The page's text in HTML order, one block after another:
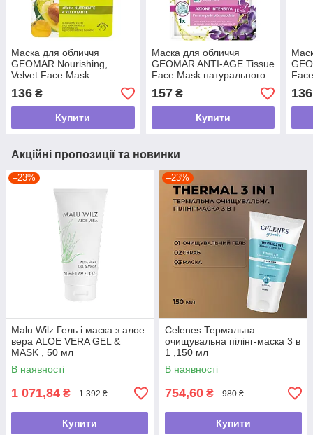
Маска для обличчя
GEOMAR Nourishing,
Velvet Face Mask
натурального
походження, 15 мл
136 ₴
Купити
Маска для обличчя
GEOMAR ANTI-AGE Tissue
Face Mask натурального
походження, 22 мл
157₴
Купити
мл
136
Акційні пропозиції та новинки
–23%
Malu Wilz Гель і маска з алое
вера ALOE VERA GEL &
MASK , 50 мл
В наявності
1 071,84 ₴ 1 392 ₴
Купити
–23%
Celenes Термальна
очищувальна пілінг-маска 3 в
1 ,150 мл
В наявності
754,60 ₴ 980 ₴
Купити